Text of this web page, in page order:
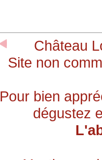
Château
Site non
Pour bien
dégustez